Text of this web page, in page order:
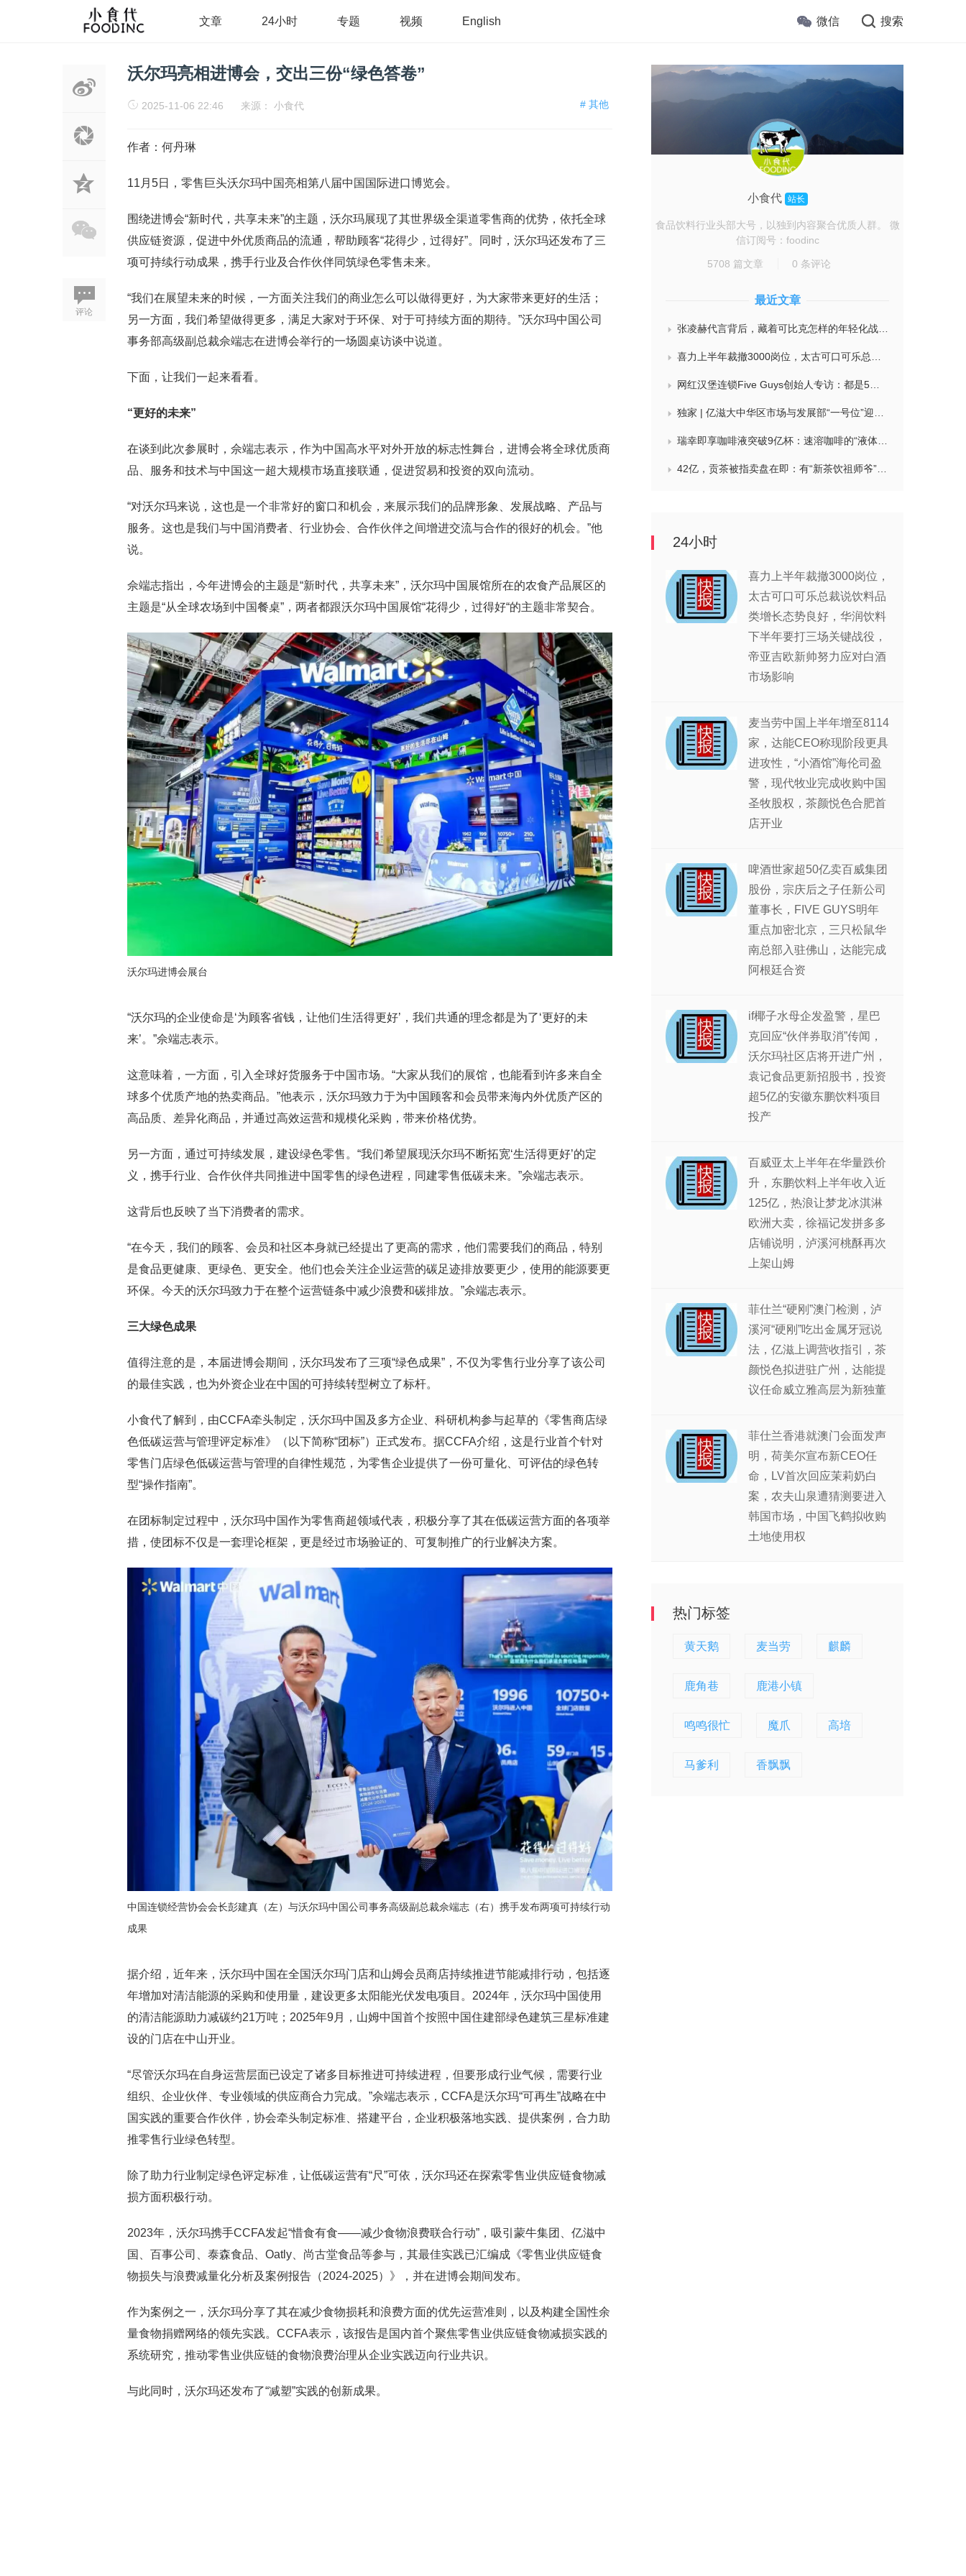
文章 24小时 专题 视频 English 微信 搜索
评论
沃尔玛亮相进博会，交出三份“绿色答卷”
# 其他
2025-11-06 22:46 来源： 小食代
作者：何丹琳
11月5日，零售巨头沃尔玛中国亮相第八届中国国际进口博览会。
围绕进博会“新时代，共享未来”的主题，沃尔玛展现了其世界级全渠道零售商的优势，依托全球
供应链资源，促进中外优质商品的流通，帮助顾客“花得少，过得好”。同时，沃尔玛还发布了三
项可持续行动成果，携手行业及合作伙伴同筑绿色零售未来。
“我们在展望未来的时候，一方面关注我们的商业怎么可以做得更好，为大家带来更好的生活；
另一方面，我们希望做得更多，满足大家对于环保、对于可持续方面的期待。”沃尔玛中国公司
事务部高级副总裁佘端志在进博会举行的一场圆桌访谈中说道。
下面，让我们一起来看看。
“更好的未来”
在谈到此次参展时，佘端志表示，作为中国高水平对外开放的标志性舞台，进博会将全球优质商
品、服务和技术与中国这一超大规模市场直接联通，促进贸易和投资的双向流动。
“对沃尔玛来说，这也是一个非常好的窗口和机会，来展示我们的品牌形象、发展战略、产品与
服务。这也是我们与中国消费者、行业协会、合作伙伴之间增进交流与合作的很好的机会。”他
说。
佘端志指出，今年进博会的主题是“新时代，共享未来”，沃尔玛中国展馆所在的农食产品展区的
主题是“从全球农场到中国餐桌”，两者都跟沃尔玛中国展馆“花得少，过得好“的主题非常契合。
沃尔玛进博会展台
“沃尔玛的企业使命是‘为顾客省钱，让他们生活得更好’，我们共通的理念都是为了‘更好的未
来’。”佘端志表示。
这意味着，一方面，引入全球好货服务于中国市场。“大家从我们的展馆，也能看到许多来自全
球多个优质产地的热卖商品。”他表示，沃尔玛致力于为中国顾客和会员带来海内外优质产区的
高品质、差异化商品，并通过高效运营和规模化采购，带来价格优势。
另一方面，通过可持续发展，建设绿色零售。“我们希望展现沃尔玛不断拓宽‘生活得更好’的定
义，携手行业、合作伙伴共同推进中国零售的绿色进程，同建零售低碳未来。”佘端志表示。
这背后也反映了当下消费者的需求。
“在今天，我们的顾客、会员和社区本身就已经提出了更高的需求，他们需要我们的商品，特别
是食品更健康、更绿色、更安全。他们也会关注企业运营的碳足迹排放要更少，使用的能源要更
环保。今天的沃尔玛致力于在整个运营链条中减少浪费和碳排放。”佘端志表示。
三大绿色成果
值得注意的是，本届进博会期间，沃尔玛发布了三项“绿色成果”，不仅为零售行业分享了该公司
的最佳实践，也为外资企业在中国的可持续转型树立了标杆。
小食代了解到，由CCFA牵头制定，沃尔玛中国及多方企业、科研机构参与起草的《零售商店绿
色低碳运营与管理评定标准》（以下简称“团标”）正式发布。据CCFA介绍，这是行业首个针对
零售门店绿色低碳运营与管理的自律性规范，为零售企业提供了一份可量化、可评估的绿色转
型“操作指南”。
在团标制定过程中，沃尔玛中国作为零售商超领域代表，积极分享了其在低碳运营方面的各项举
措，使团标不仅是一套理论框架，更是经过市场验证的、可复制推广的行业解决方案。
中国连锁经营协会会长彭建真（左）与沃尔玛中国公司事务高级副总裁佘端志（右）携手发布两项可持续行动
成果
据介绍，近年来，沃尔玛中国在全国沃尔玛门店和山姆会员商店持续推进节能减排行动，包括逐
年增加对清洁能源的采购和使用量，建设更多太阳能光伏发电项目。2024年，沃尔玛中国使用
的清洁能源助力减碳约21万吨；2025年9月，山姆中国首个按照中国住建部绿色建筑三星标准建
设的门店在中山开业。
“尽管沃尔玛在自身运营层面已设定了诸多目标推进可持续进程，但要形成行业气候，需要行业
组织、企业伙伴、专业领域的供应商合力完成。”佘端志表示，CCFA是沃尔玛“可再生”战略在中
国实践的重要合作伙伴，协会牵头制定标准、搭建平台，企业积极落地实践、提供案例，合力助
推零售行业绿色转型。
除了助力行业制定绿色评定标准，让低碳运营有“尺”可依，沃尔玛还在探索零售业供应链食物减
损方面积极行动。
2023年，沃尔玛携手CCFA发起“惜食有食——减少食物浪费联合行动”，吸引蒙牛集团、亿滋中
国、百事公司、泰森食品、Oatly、尚古堂食品等参与，其最佳实践已汇编成《零售业供应链食
物损失与浪费减量化分析及案例报告（2024-2025）》，并在进博会期间发布。
作为案例之一，沃尔玛分享了其在减少食物损耗和浪费方面的优先运营准则，以及构建全国性余
量食物捐赠网络的领先实践。CCFA表示，该报告是国内首个聚焦零售业供应链食物减损实践的
系统研究，推动零售业供应链的食物浪费治理从企业实践迈向行业共识。
与此同时，沃尔玛还发布了“减塑”实践的创新成果。
小食代 站长
食品饮料行业头部大号，以独到内容聚合优质人群。 微
信订阅号：foodinc
5708 篇文章 0 条评论
最近文章
张凌赫代言背后，藏着可比克怎样的年轻化战略？
喜力上半年裁撤3000岗位，太古可口可乐总裁说饮料品类增长态势良好，华润饮料下半年要打三场关键战役，帝亚吉欧新帅努力应对白酒市场影响
网红汉堡连锁Five Guys创始人专访：都是5个儿子和妻子在打理，绝不会与麦当劳正面竞争，要公司上市或卖盘的建议不时出现
独家 | 亿滋大中华区市场与发展部“一号位”迎来新变动，曲向明将卸任
瑞幸即享咖啡液突破9亿杯：速溶咖啡的“液体时代”是如何炼成的？
42亿，贡茶被指卖盘在即：有“新茶饮祖师爷”之称，贝恩资本拟接手
24小时
喜力上半年裁撤3000岗位，
太古可口可乐总裁说饮料品
类增长态势良好，华润饮料
下半年要打三场关键战役，
帝亚吉欧新帅努力应对白酒
市场影响
麦当劳中国上半年增至8114
家，达能CEO称现阶段更具
进攻性，“小酒馆”海伦司盈
警，现代牧业完成收购中国
圣牧股权，茶颜悦色合肥首
店开业
啤酒世家超50亿卖百威集团
股份，宗庆后之子任新公司
董事长，FIVE GUYS明年
重点加密北京，三只松鼠华
南总部入驻佛山，达能完成
阿根廷合资
if椰子水母企发盈警，星巴
克回应“伙伴券取消”传闻，
沃尔玛社区店将开进广州，
袁记食品更新招股书，投资
超5亿的安徽东鹏饮料项目
投产
百威亚太上半年在华量跌价
升，东鹏饮料上半年收入近
125亿，热浪让梦龙冰淇淋
欧洲大卖，徐福记发拼多多
店铺说明，泸溪河桃酥再次
上架山姆
菲仕兰“硬刚”澳门检测，泸
溪河“硬刚”吃出金属牙冠说
法，亿滋上调营收指引，茶
颜悦色拟进驻广州，达能提
议任命威立雅高层为新独董
菲仕兰香港就澳门会面发声
明，荷美尔宣布新CEO任
命，LV首次回应茉莉奶白
案，农夫山泉遭猜测要进入
韩国市场，中国飞鹤拟收购
土地使用权
热门标签
黄天鹅 麦当劳 麒麟
鹿角巷 鹿港小镇
鸣鸣很忙 魔爪 高培
马爹利 香飘飘